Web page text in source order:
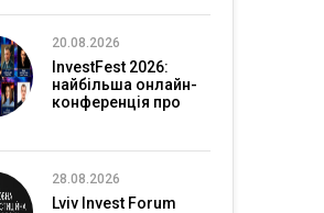
20.08.2026
InvestFest 2026:
найбільша онлайн-
конференція про
28.08.2026
Lviv Invest Forum